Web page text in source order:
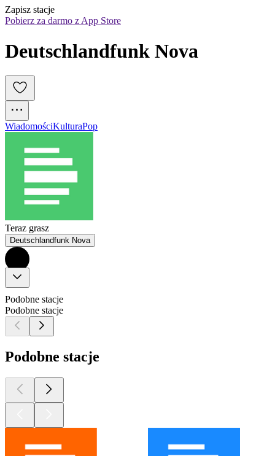
Zapisz stacje
Pobierz za darmo z App Store
Deutschlandfunk Nova
WiadomościKulturaPop
Teraz grasz
Deutschlandfunk Nova
Podobne stacje
Podobne stacje
Podobne stacje